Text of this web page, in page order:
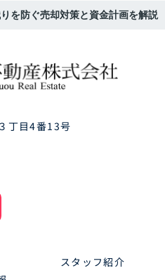
を防ぐ売却対策と資金計画を解説
丁目4番13号
スタッフ紹介